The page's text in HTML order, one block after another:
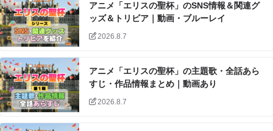
アニメ「エリスの聖杯」のSNS情報＆関連グ
ッズ＆トリビア｜動画・ブルーレイ
2026.8.7
アニメ「エリスの聖杯」の主題歌・全話あら
すじ・作品情報まとめ｜動画あり
2026.8.7